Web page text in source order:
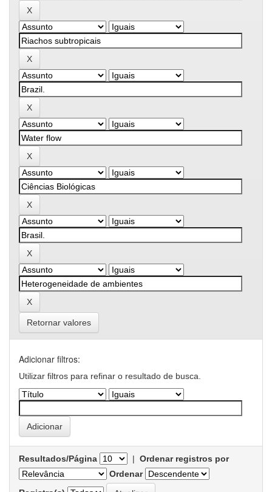
Retornar valores
Adicionar filtros:
Utilizar filtros para refinar o resultado de busca.
Resultados/Página | Ordenar registros por
Ordenar